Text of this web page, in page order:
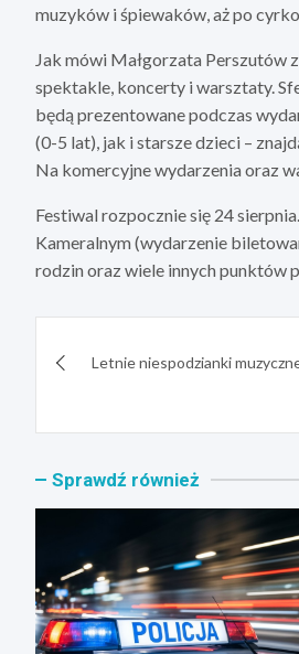
muzyków i śpiewaków, aż po
Jak mówi Małgorzata Perszutów
spektakle, koncerty i warsztaty.
będą prezentowane podczas
(0-5 lat), jak i starsze dzieci –
Na komercyjne wydarzenia oraz
Festiwal rozpocznie się 24
Kameralnym (wydarzenie
rodzin oraz wiele innych punktów
wpisuLetnie niespodzianki
Sprawdź również